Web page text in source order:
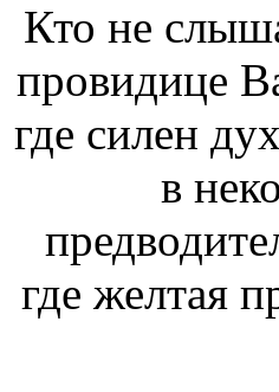
Кто не
провидице
где силен
в
где желтая